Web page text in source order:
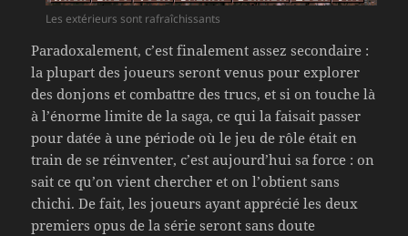
Les extérieurs sont rafraîchissants
Paradoxalement, c’est finalement assez secondaire :
la plupart des joueurs seront venus pour explorer
des donjons et combattre des trucs, et si on touche là
à l’énorme limite de la saga, ce qui la faisait passer
pour datée à une période où le jeu de rôle était en
train de se réinventer, c’est aujourd’hui sa force : on
sait ce qu’on vient chercher et on l’obtient sans
chichi. De fait, les joueurs ayant apprécié les deux
premiers opus de la série seront sans doute